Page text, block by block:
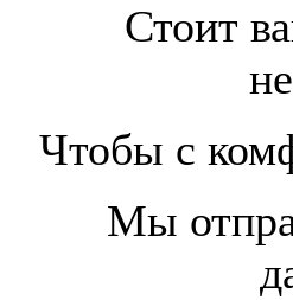
Стоит
Чтобы с
Мы